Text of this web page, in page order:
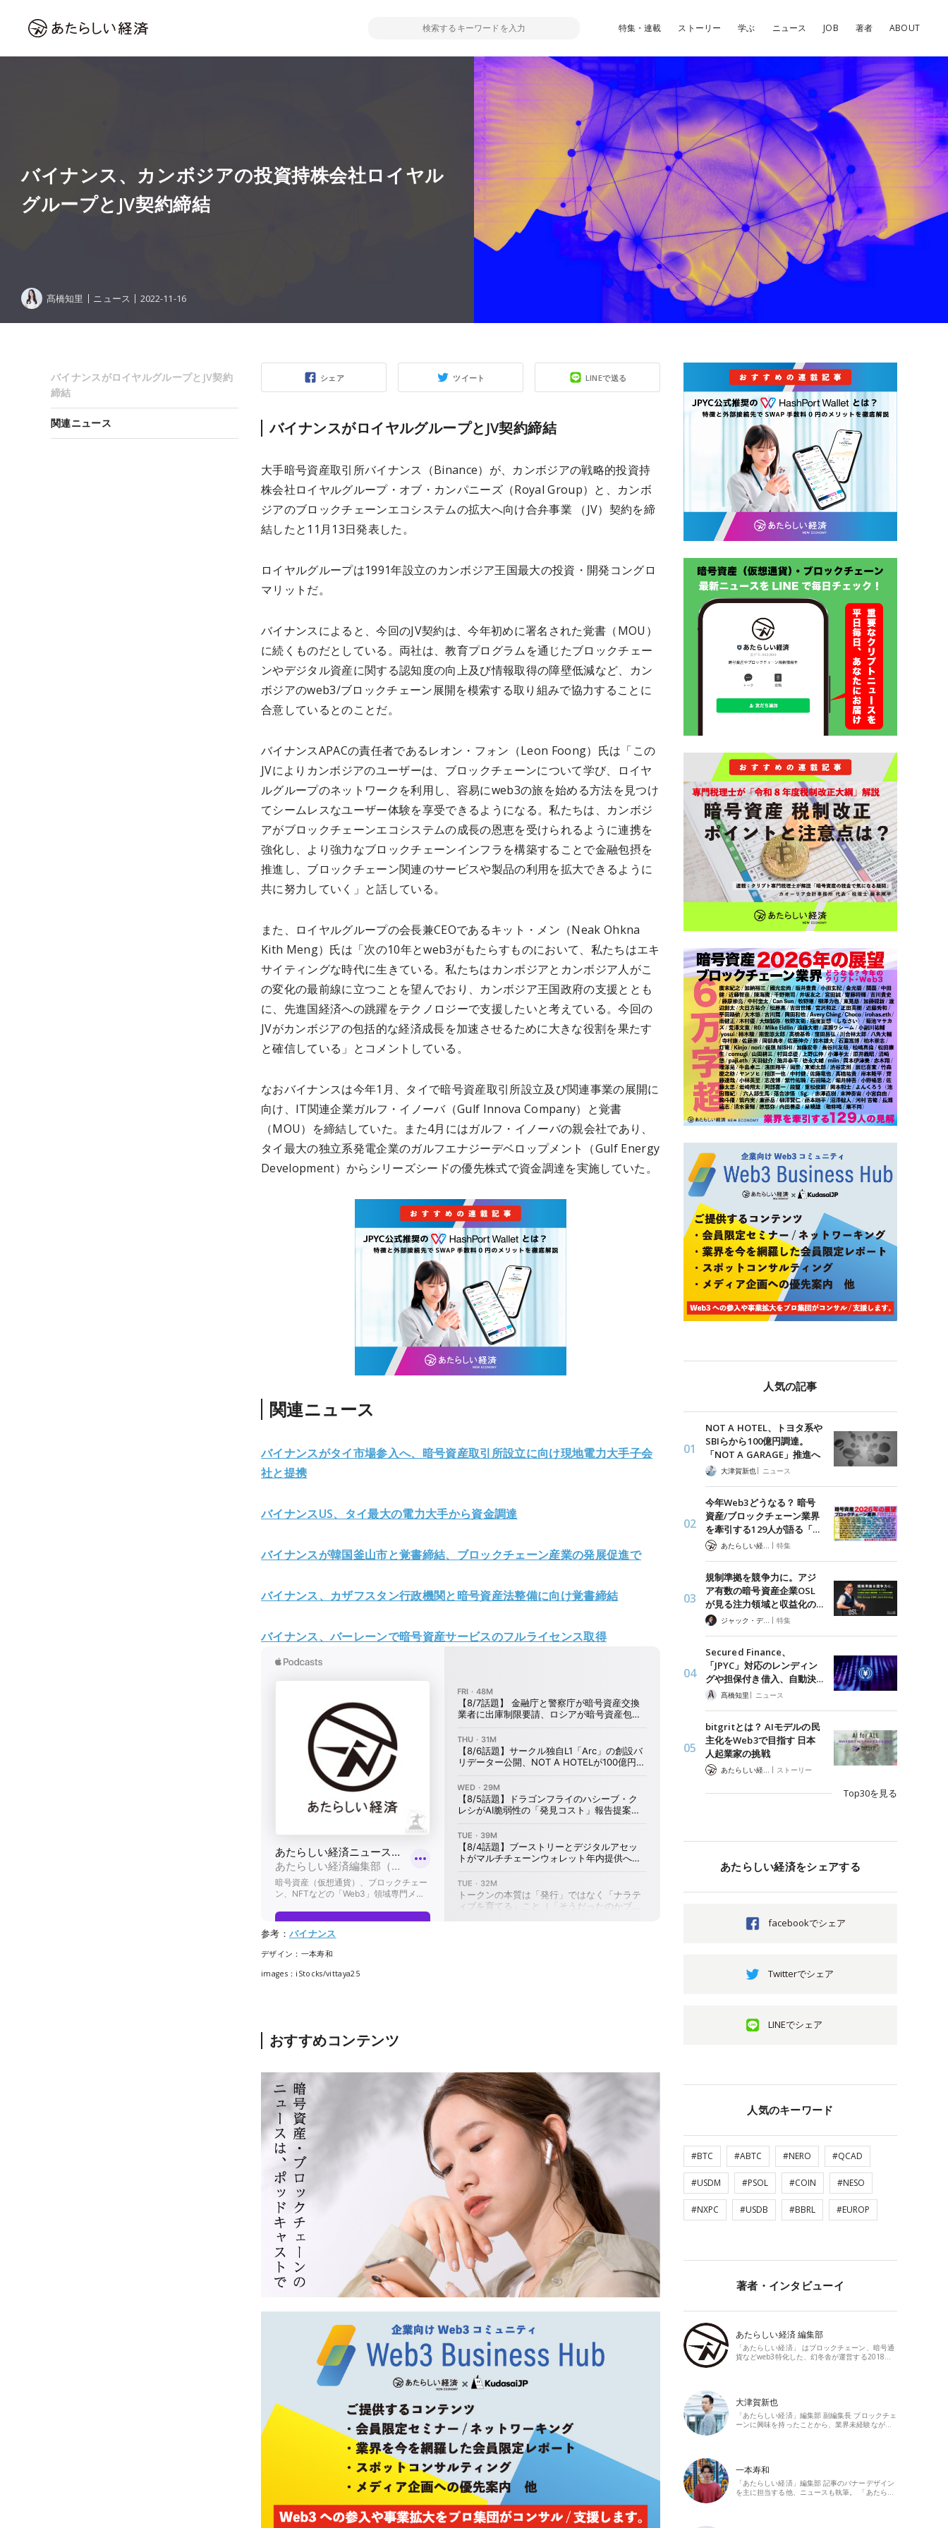
特集・連載 ストーリー 学ぶ ニュース JOB 著者 ABOUT
バイナンス、カンボジアの投資持株会社ロイヤル
グループとJV契約締結
髙橋知里 ニュース 2022-11-16
シェア ツイート LINEで送る
バイナンスがロイヤルグループとJV契約締結
大手暗号資産取引所バイナンス（Binance）が、カンボジアの戦略的投資持
株会社ロイヤルグループ・オブ・カンパニーズ（Royal Group）と、カンボ
ジアのブロックチェーンエコシステムの拡大へ向け合弁事業 （JV）契約を締
結したと11月13日発表した。
ロイヤルグループは1991年設立のカンボジア王国最大の投資・開発コングロ
マリットだ。
バイナンスによると、今回のJV契約は、今年初めに署名された覚書（MOU）
に続くものだとしている。両社は、教育プログラムを通じたブロックチェー
ンやデジタル資産に関する認知度の向上及び情報取得の障壁低減など、カン
ボジアのweb3/ブロックチェーン展開を模索する取り組みで協力することに
合意しているとのことだ。
バイナンスAPACの責任者であるレオン・フォン（Leon Foong）氏は「この
JVによりカンボジアのユーザーは、ブロックチェーンについて学び、ロイヤ
ルグループのネットワークを利用し、容易にweb3の旅を始める方法を見つけ
てシームレスなユーザー体験を享受できるようになる。私たちは、カンボジ
アがブロックチェーンエコシステムの成長の恩恵を受けられるように連携を
強化し、より強力なブロックチェーンインフラを構築することで金融包摂を
推進し、ブロックチェーン関連のサービスや製品の利用を拡大できるように
共に努力していく」と話している。
また、ロイヤルグループの会長兼CEOであるキット・メン（Neak Ohkna
Kith Meng）氏は「次の10年とweb3がもたらすものにおいて、私たちはエキ
サイティングな時代に生きている。私たちはカンボジアとカンボジア人がこ
の変化の最前線に立つことを望んでおり、カンボジア王国政府の支援ととも
に、先進国経済への跳躍をテクノロジーで支援したいと考えている。今回の
JVがカンボジアの包括的な経済成長を加速させるために大きな役割を果たす
と確信している」とコメントしている。
なおバイナンスは今年1月、タイで暗号資産取引所設立及び関連事業の展開に
向け、IT関連企業ガルフ・イノーバ（Gulf Innova Company）と覚書
（MOU）を締結していた。また4月にはガルフ・イノーバの親会社であり、
タイ最大の独立系発電企業のガルフエナジーデベロップメント（Gulf Energy
Development）からシリーズシードの優先株式で資金調達を実施していた。
関連ニュース
バイナンスがタイ市場参入へ、暗号資産取引所設立に向け現地電力大手子会
社と提携
バイナンスUS、タイ最大の電力大手から資金調達
バイナンスが韓国釜山市と覚書締結、ブロックチェーン産業の発展促進で
バイナンス、カザフスタン行政機関と暗号資産法整備に向け覚書締結
バイナンス、バーレーンで暗号資産サービスのフルライセンス取得
参考： バイナンス
デザイン：一本寿和
images：iStocks/vittaya25
おすすめコンテンツ
バイナンスがロイヤルグループとJV契約
締結
関連ニュース
人気の記事
NOT A HOTEL、トヨタ系や
SBIらから100億円調達。
「NOT A GARAGE」推進へ
大津賀新也| ニュース
今年Web3どうなる？ 暗号
資産/ブロックチェーン業界
を牽引する129人が語る「…
| 特集
規制準拠を競争力に。アジ
ア有数の暗号資産企業OSL
が見る注力領域と収益化の…
ジャック・デロン（Jack Derong） | 特集
Secured Finance、
「JPYC」対応のレンディン
グや担保付き借入、自動決…
髙橋知里 | ニュース
bitgritとは？ AIモデルの民
主化をWeb3で目指す 日本
人起業家の挑戦
| ストーリー
Top30を見る
あたらしい経済をシェアする
facebookでシェア
Twitterでシェア
LINEでシェア
人気のキーワード
#BTC #ABTC #NERO #QCAD
#USDM #PSOL #COIN #NESO
#NXPC #USDB #BBRL #EUROP
著者・インタビューイ
あたらしい経済 編集部
「あたらしい経済」 はブロックチェーン、暗号通
貨などweb3特化した、幻冬舎が運営する2018…
大津賀新也
「あたらしい経済」編集部 副編集長 ブロックチェ
ーンに興味を持ったことから、業界未経験なが…
一本寿和
「あたらしい経済」編集部 記事のバナーデザイン
を主に担当する他、ニュースも執筆。 「あたら…